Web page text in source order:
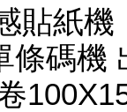
貼紙機
條碼機